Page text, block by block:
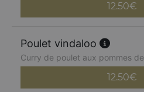
12.50€
Poulet vindaloo
Curry de poulet aux pommes
12.50€